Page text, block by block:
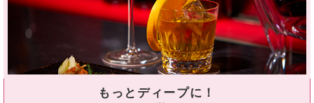
もっとディープに！